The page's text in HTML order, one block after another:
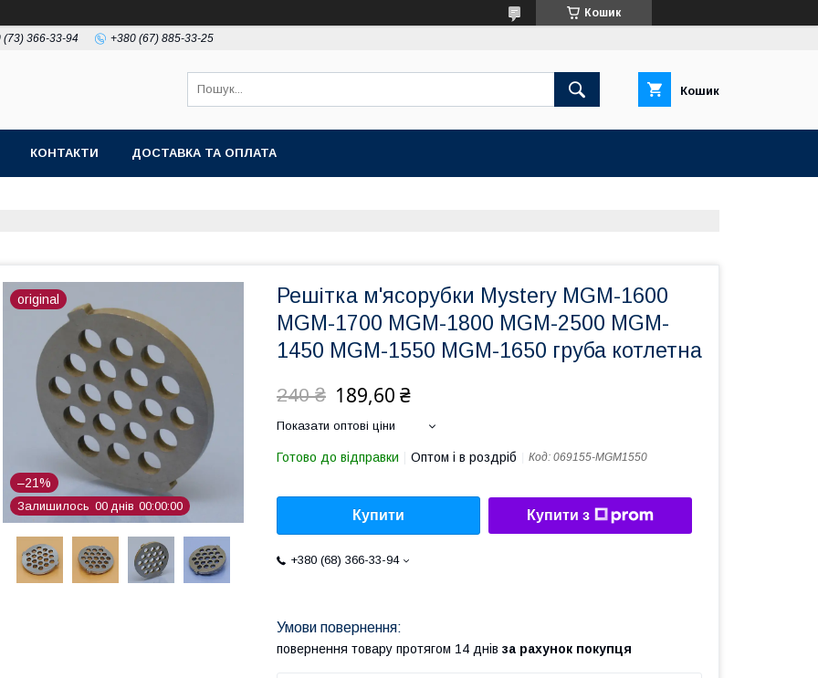
Кошик
(73) 366-33-94 +380 (67) 885-33-25
Кошик
КОНТАКТИ ДОСТАВКА ТА ОПЛАТА
original
–21%
Залишилось 00 днів 00 00 00
Решітка м'ясорубки Mystery MGM-1600
MGM-1700 MGM-1800 MGM-2500 MGM-
1450 MGM-1550 MGM-1650 груба котлетна
240 ₴ 189,60 ₴
Показати оптові ціни
Готово до відправки Оптом і в роздріб Код: 069155-MGM1550
Купити Купити з
+380 (68) 366-33-94
повернення товару протягом 14 днів за рахунок покупця